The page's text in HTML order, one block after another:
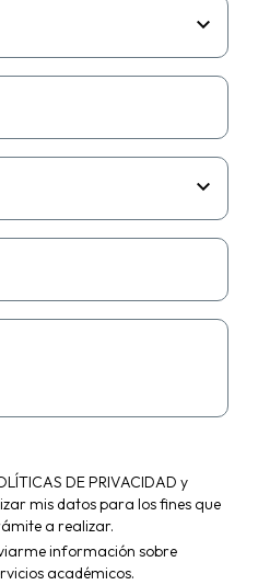
DE PRIVACIDAD y
mis datos para los fines que
a realizar.
información sobre
académicos.